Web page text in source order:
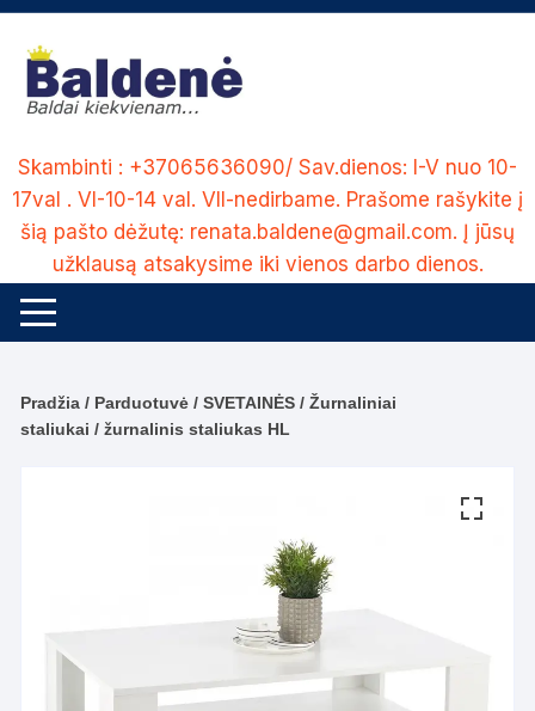
Skip
content
Skambinti : +37065636090/ Sav.dienos: I-V nuo 10-
17val . VI-10-14 val. VII-nedirbame. Prašome rašykite į
šią pašto dėžutę: renata.baldene@gmail.com. Į jūsų
užklausą atsakysime iki vienos darbo dienos.
Pradžia / Parduotuvė /SVETAINĖS /Žurnaliniai
staliukai / žurnalinis staliukas HL